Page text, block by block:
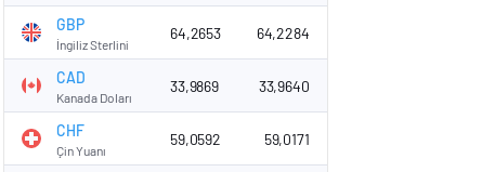
GBP
İngiliz Sterlini
64,2653 64,2284
CAD
Kanada Doları
33,9869 33,9640
CHF
Çin Yuanı
59,0592 59,0171